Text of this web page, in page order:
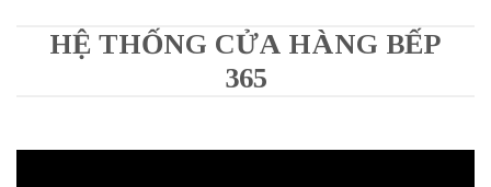
HỆ THỐNG CỬA HÀNG BẾP
365